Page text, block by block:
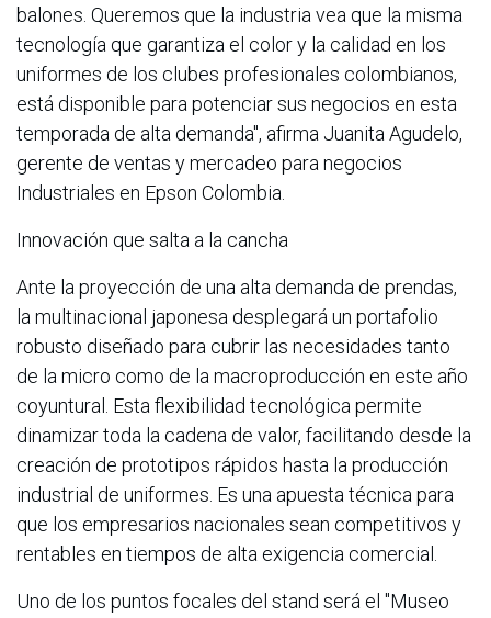
balones. Queremos que la industria vea que la misma
tecnología que garantiza el color y la calidad en los
uniformes de los clubes profesionales colombianos,
está disponible para potenciar sus negocios en esta
temporada de alta demanda", afirma Juanita Agudelo,
gerente de ventas y mercadeo para negocios
Industriales en Epson Colombia.
Innovación que salta a la cancha
Ante la proyección de una alta demanda de prendas,
la multinacional japonesa desplegará un portafolio
robusto diseñado para cubrir las necesidades tanto
de la micro como de la macroproducción en este año
coyuntural. Esta flexibilidad tecnológica permite
dinamizar toda la cadena de valor, facilitando desde la
creación de prototipos rápidos hasta la producción
industrial de uniformes. Es una apuesta técnica para
que los empresarios nacionales sean competitivos y
rentables en tiempos de alta exigencia comercial.
Uno de los puntos focales del stand será el "Museo